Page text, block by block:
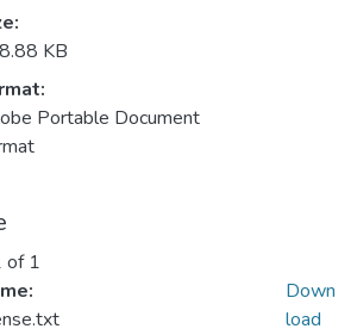
KB
Portable Document
of 1
Down
load